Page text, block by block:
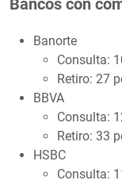
Bancos con
Banorte
Consulta:
Retiro: 27
BBVA
Consulta:
Retiro: 33
HSBC
Consulta: